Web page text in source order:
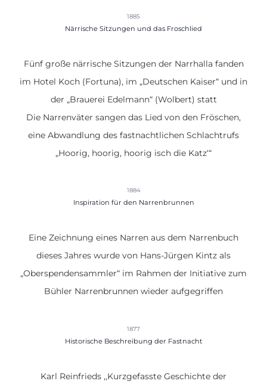
1885
Närrische Sitzungen und das Froschlied
Fünf große närrische Sitzungen der Narrhalla fanden
im Hotel Koch (Fortuna), im „Deutschen Kaiser“ und in
der „Brauerei Edelmann“ (Wolbert) statt
Die Narrenväter sangen das Lied von den Fröschen,
eine Abwandlung des fastnachtlichen Schlachtrufs
„Hoorig, hoorig, hoorig isch die Katz‘“
1884
Inspiration für den Narrenbrunnen
Eine Zeichnung eines Narren aus dem Narrenbuch
dieses Jahres wurde von Hans-Jürgen Kintz als
„Oberspendensammler“ im Rahmen der Initiative zum
Bühler Narrenbrunnen wieder aufgegriffen
1877
Historische Beschreibung der Fastnacht
Karl Reinfrieds ,,Kurzgefasste Geschichte der